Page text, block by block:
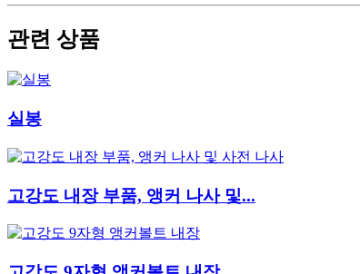
관련 상품
실봉
고강도 내장 부품, 앵커 나사 및...